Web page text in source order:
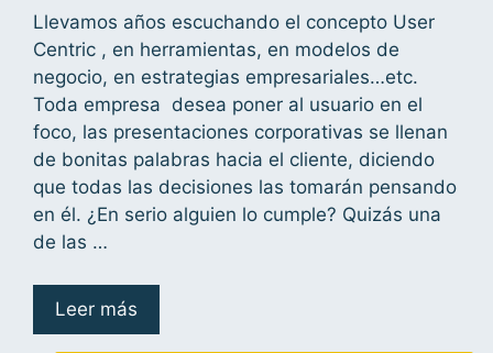
Llevamos años escuchando el concepto User
Centric , en herramientas, en modelos de
negocio, en estrategias empresariales…etc.
Toda empresa desea poner al usuario en el
foco, las presentaciones corporativas se llenan
de bonitas palabras hacia el cliente, diciendo
que todas las decisiones las tomarán pensando
en él. ¿En serio alguien lo cumple? Quizás una
de las …
Leer más